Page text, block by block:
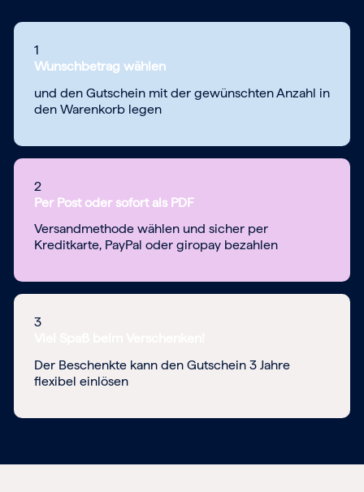
1
Wunschbetrag wählen
und den Gutschein mit der gewünschten Anzahl in
den Warenkorb legen
2
Per Post oder sofort als PDF
Versandmethode wählen und sicher per
Kreditkarte, PayPal oder giropay bezahlen
3
Der Beschenkte kann den Gutschein 3 Jahre
flexibel einlösen